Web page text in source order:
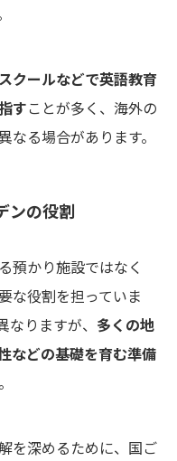
クールなどで英語教育
すことが多く、海外の
る場合があります。
ンの役割
預かり施設ではなく
な役割を担っていま
りますが、 多くの地
などの基礎を育む準備
。
を深めるために、国ご